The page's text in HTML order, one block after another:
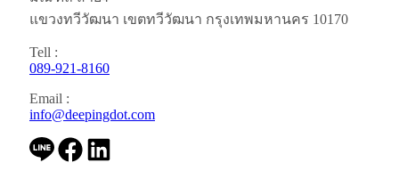
แขวงทวีวัฒนา เขตทวีวัฒนา กรุงเทพมหานคร 10170
Tell :
089-921-8160
Email :
info@deepingdot.com